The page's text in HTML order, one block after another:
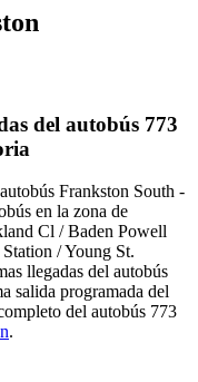
del autobús 773
Frankston South -
en la zona de
Cl / Baden Powell
/ Young St.
llegadas del autobús
salida programada del
del autobús 773
.